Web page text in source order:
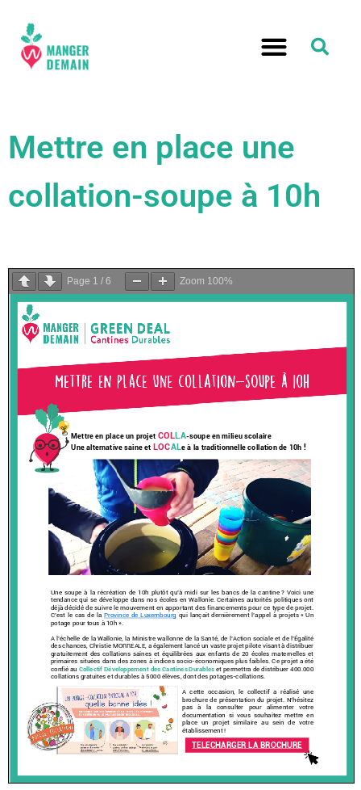
Mettre en place une
collation-soupe à 10h
Page 1 / 6 Zoom 100%